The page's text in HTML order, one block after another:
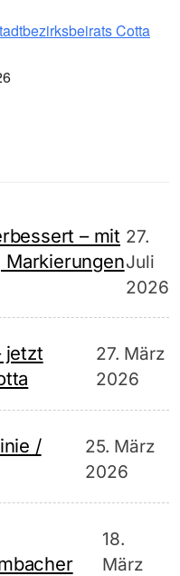
Cotta
– mit 27.
Juli
2026
jetzt
27. März
2026
/
25. März
2026
18.
März